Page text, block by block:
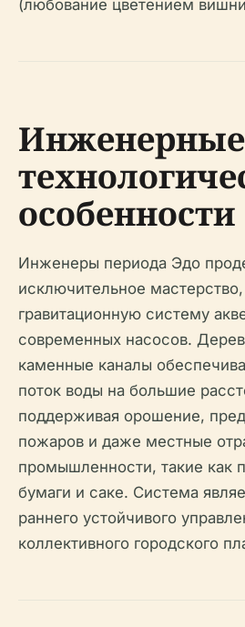
(любование цветением
особенности
Инженеры периода Эдо
исключительное
гравитационную систему
современных насосов.
каменные каналы
поток воды на большие
поддерживая орошение,
пожаров и даже местные
промышленности, такие как
бумаги и саке. Система
раннего устойчивого
коллективного городского